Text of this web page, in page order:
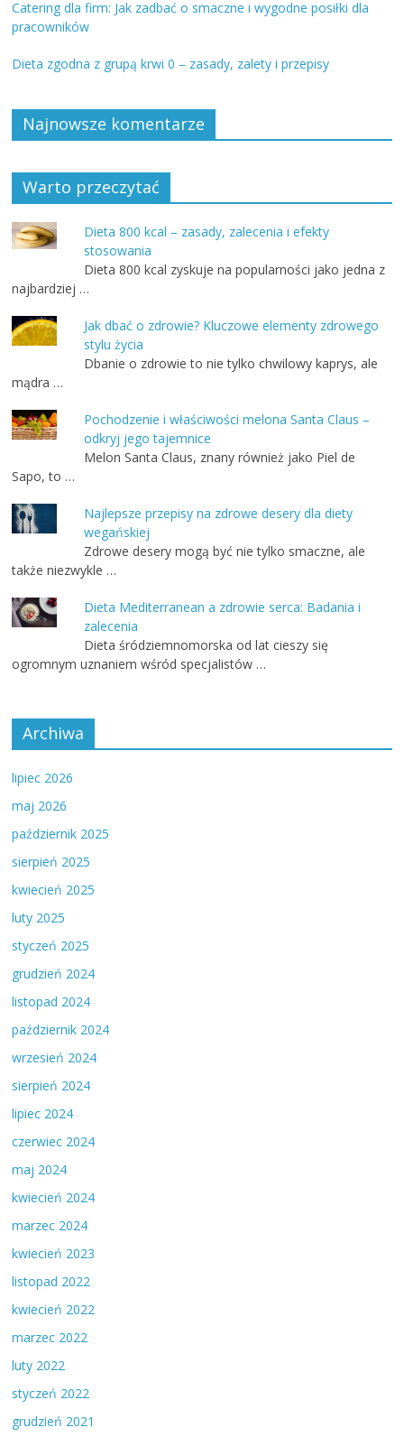
Catering dla firm: Jak zadbać o smaczne i wygodne posiłki dla
pracowników
Dieta zgodna z grupą krwi 0 – zasady, zalety i przepisy
Najnowsze komentarze
Warto przeczytać
Dieta 800 kcal – zasady, zalecenia i efekty
stosowania
Dieta 800 kcal zyskuje na popularności jako jedna z
najbardziej …
Jak dbać o zdrowie? Kluczowe elementy zdrowego
stylu życia
Dbanie o zdrowie to nie tylko chwilowy kaprys, ale
mądra …
Pochodzenie i właściwości melona Santa Claus –
odkryj jego tajemnice
Melon Santa Claus, znany również jako Piel de
Sapo, to …
Najlepsze przepisy na zdrowe desery dla diety
wegańskiej
Zdrowe desery mogą być nie tylko smaczne, ale
także niezwykle …
Dieta Mediterranean a zdrowie serca: Badania i
zalecenia
Dieta śródziemnomorska od lat cieszy się
ogromnym uznaniem wśród specjalistów …
Archiwa
lipiec 2026
maj 2026
październik 2025
sierpień 2025
kwiecień 2025
luty 2025
styczeń 2025
grudzień 2024
listopad 2024
październik 2024
wrzesień 2024
sierpień 2024
lipiec 2024
czerwiec 2024
maj 2024
kwiecień 2024
marzec 2024
kwiecień 2023
listopad 2022
kwiecień 2022
marzec 2022
luty 2022
styczeń 2022
grudzień 2021